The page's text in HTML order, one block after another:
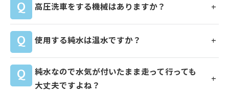
高圧洗車をする機械はありますか？
使用する純水は温水ですか？
純水なので水気が付いたまま走って行っても
大丈夫ですよね？